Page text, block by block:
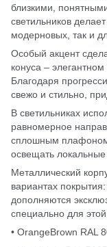
близкими , понятны
светильников
модерновых, так и
Особый акцент
конуса –
Благодаря
свежо и стильно,
В светильниках
равномерное
сплошным
освещать
Металлический
вариантах
дополняются
специально для
• OrangeBrown RAL